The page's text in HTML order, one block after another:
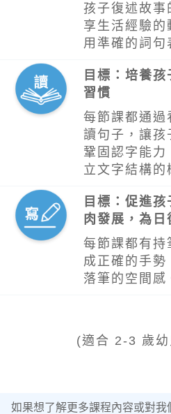
孩子復述故事
享生活經驗的
用準確的詞句
目標：培養
習慣
每節課都通過
讀句子，讓孩
鞏固認字能力
立文字結構的
目標：促進
肉發展，為
每節課都有持
成正確的手勢
落筆的空間感
(適合 2-3 歲
如果想了解更多課程內容或對